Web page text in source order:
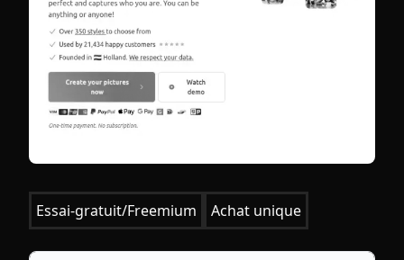
Essai-gratuit/Freemium Achat unique